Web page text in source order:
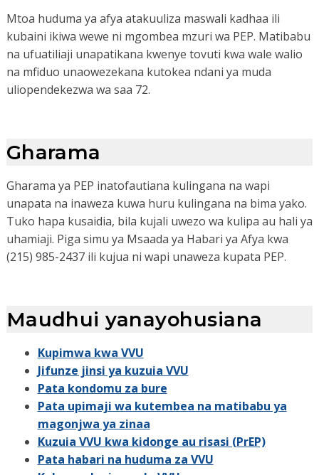
Mtoa huduma ya afya atakuuliza maswali kadhaa ili
kubaini ikiwa wewe ni mgombea mzuri wa PEP. Matibabu
na ufuatiliaji unapatikana kwenye tovuti kwa wale walio
na mfiduo unaowezekana kutokea ndani ya muda
uliopendekezwa wa saa 72.
Gharama
Gharama ya PEP inatofautiana kulingana na wapi
unapata na inaweza kuwa huru kulingana na bima yako.
Tuko hapa kusaidia, bila kujali uwezo wa kulipa au hali ya
uhamiaji. Piga simu ya Msaada ya Habari ya Afya kwa
(215) 985-2437 ili kujua ni wapi unaweza kupata PEP.
Maudhui yanayohusiana
Kupimwa kwa VVU
Jifunze jinsi ya kuzuia VVU
Pata kondomu za bure
Pata upimaji wa kutembea na matibabu ya
magonjwa ya zinaa
Kuzuia VVU kwa kidonge au risasi (PrEP)
Pata habari na huduma za VVU